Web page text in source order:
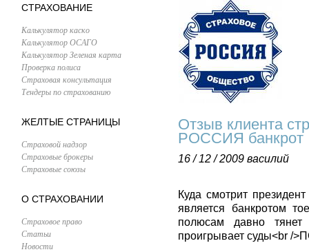
СТРАХОВАНИЕ
Калькулятор каско
Калькулятор ОСАГО
Калькулятор Зеленая карта
Проверка полиса
Страховая консультация
Тендеры по страхованию
ЖЕЛТЫЕ СТРАНИЦЫ
Страховой надзор
Страховые брокеры
Страховые союзы
О СТРАХОВАНИИ
Страховое право
Статьи
Новости
Отзыв клиента
РОССИЯ банкрот
16 / 12 / 2009 василий
Куда смотрит
является банкротом
полюсам давно
проигрывает суды<br